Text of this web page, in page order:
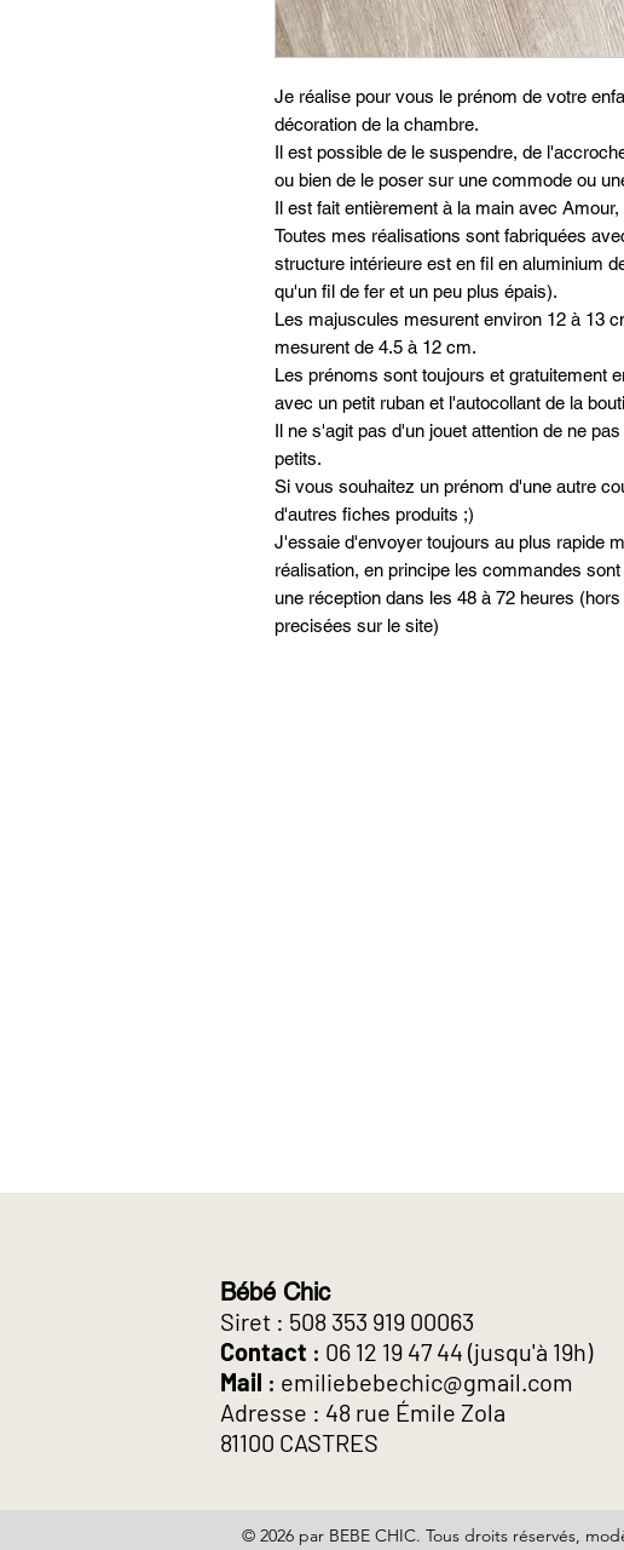
Je réalise pour vous le prénom de votre
décoration de la chambre.
Il est possible de le suspendre, de
ou bien de le poser sur une commode ou
Il est fait entièrement à la main avec Amour,
Toutes mes réalisations sont fabriquées
structure intérieure est en fil en aluminium
qu'un fil de fer et un peu plus épais).
Les majuscules mesurent environ 12 à 13
mesurent de 4.5 à 12 cm.
Les prénoms sont toujours et gratuitement
avec un petit ruban et l'autocollant de la
Il ne s'agit pas d'un jouet attention de ne
petits.
Si vous souhaitez un prénom d'une autre
d'autres fiches produits ;)
J'essaie d'envoyer toujours au plus rapide
réalisation, en principe les commandes
une réception dans les 48 à 72 heures
precisées sur le site)
Bébé Chic
Siret : 508 353 919 00063
Contact : 06 12 19 47 44 (jusqu'à 19h)
Mail : emiliebebechic@gmail.com
Adresse : 48 rue Émile Zola
81100 CASTRES
© 2026 par BEBE CHIC. Tous droits réservés,